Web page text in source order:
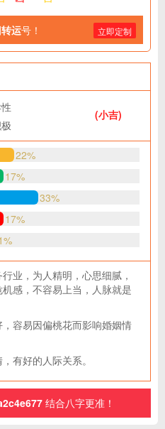
转运号！ 立即定制
(小吉)
22%
17%
33%
17%
业，为人精明，心思细腻，
感，不容易上当，人脉就是
容易因偏桃花而影响婚姻情
有好的人际关系。
结合八字更准！